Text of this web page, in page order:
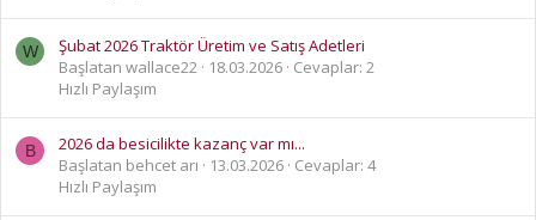
W
Şubat 2026 Traktör Üretim ve Satış Adetleri
Başlatan wallace22
18.03.2026 Cevaplar: 2
Hızlı Paylaşım
B
2026 da besicilikte kazanç var mı...
Başlatan behcet arı
13.03.2026 Cevaplar: 4
Hızlı Paylaşım